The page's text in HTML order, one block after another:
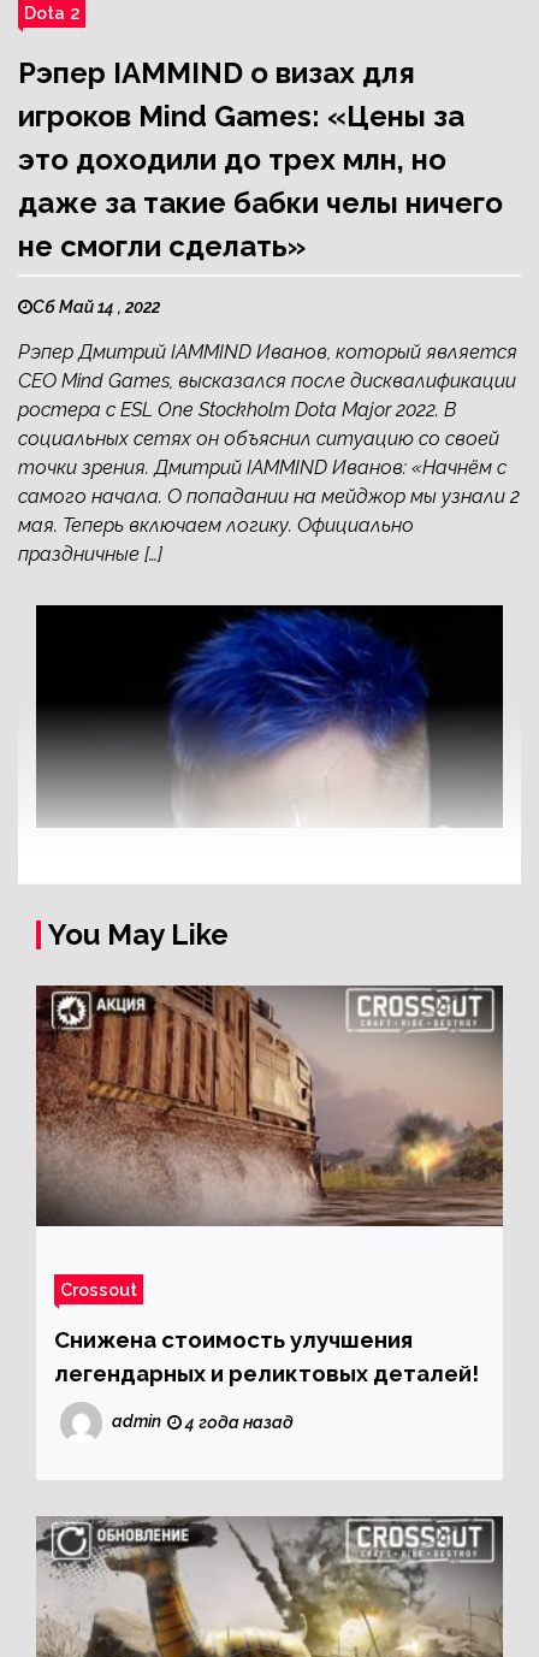
Dota 2
Рэпер IAMMIND о визах для
игроков Mind Games: «Цены за
это доходили до трех млн, но
даже за такие бабки челы ничего
не смогли сделать»
Сб Май 14 , 2022
Рэпер Дмитрий IAMMIND Иванов, который является
СЕО Mind Games, высказался после дисквалификации
ростера с ESL One Stockholm Dota Major 2022. В
социальных сетях он объяснил ситуацию со своей
точки зрения. Дмитрий IAMMIND Иванов: «Начнём с
самого начала. О попадании на мейджор мы узнали 2
мая. Теперь включаем логику. Официально
праздничные […]
You May Like
Crossout
Снижена стоимость улучшения
легендарных и реликтовых деталей!
admin 4 года назад